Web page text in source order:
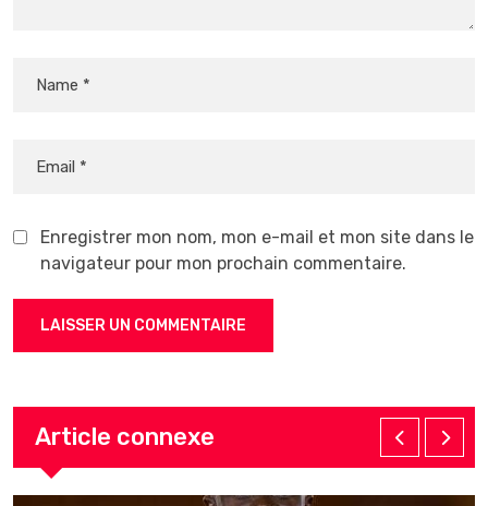
Enregistrer mon nom, mon e-mail et mon site dans le
navigateur pour mon prochain commentaire.
Article connexe